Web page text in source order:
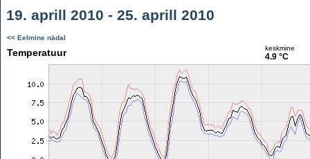
19. aprill 2010 - 25. aprill 2010
<< Eelmine nädal
Temperatuur keskmine
4.9 °C